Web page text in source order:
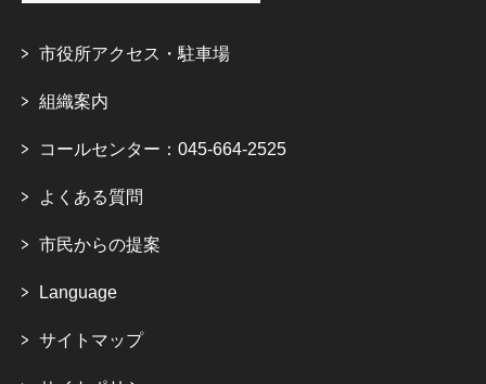
市役所アクセス・駐車場
組織案内
コールセンター：045-664-2525
よくある質問
市民からの提案
Language
サイトマップ